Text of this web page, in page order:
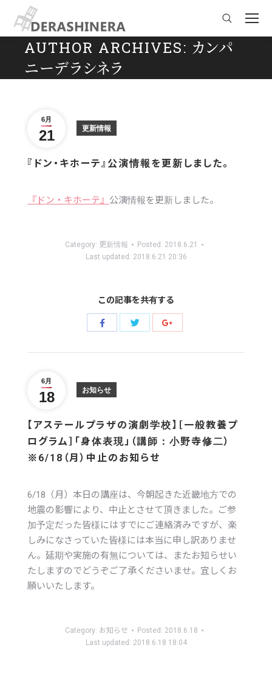
Search:
AUTHOR ARCHIVES: カンパ
ニーデラシネラ
6月
21 更新情報
『ドン・キホーテ』公演情報を更新しました。
『ドン・キホーテ』 公演情報を更新しました。
Category: 更新情報 Posted: 2018.6.21
Last updated: 2018.6.21 20:36
この記事を共有する
Share
Share
6月
18 お知らせ
【アステールプラザの演劇学校】［一般教養プ
ログラム］「身体表現」（講師：小野寺修二）
※ 6/18（月）中止のお知らせ
6/18（月）本日の講座は、今朝起きた近畿地方での
地震の影響により、中止とさせて頂きました。ご参
加予定だった皆様にはすでにご連絡済みですが、楽
しみになさっていた皆様には本当に申し訳ありませ
ん。延期や実施の有無については、またお知らせい
たしますのでどうぞご了承くださいませ。宜しくお
願いいたします。
Category: お知らせ Posted: 2018.6.18
Last updated: 2018.6.18 18:04